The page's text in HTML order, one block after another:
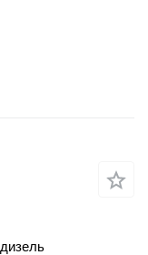
дизель